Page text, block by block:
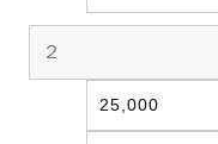
２
25,000